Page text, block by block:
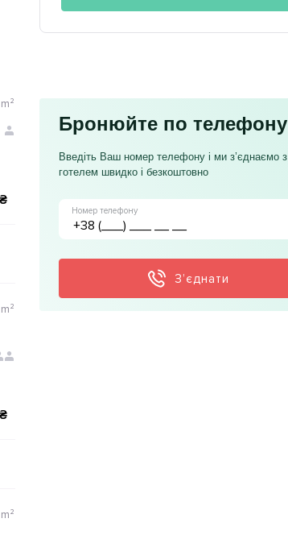
m²
m²
m²
Бронюйте по телефону
Введіть Ваш номер телефону і ми з’єднаємо з
готелем швидко і безкоштовно
Номер телефону
З’єднати